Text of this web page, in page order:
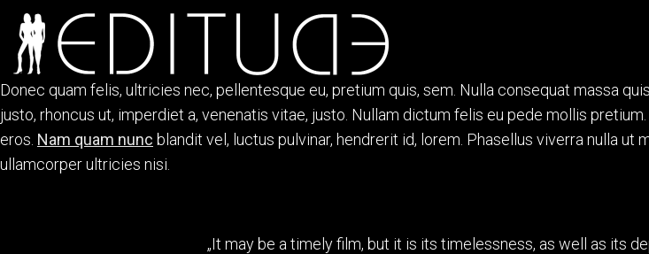
Donec quam felis, ultricies nec, pellentesque eu, pretium quis, sem. Nulla consequat massa
justo, rhoncus ut, imperdiet a, venenatis vitae, justo. Nullam dictum felis eu pede mollis
eros. Nam quam nunc blandit vel, luctus pulvinar, hendrerit id, lorem. Phasellus viverra nulla
ullamcorper ultricies nisi.
„It may be a timely film, but it is its timelessness, as well as its